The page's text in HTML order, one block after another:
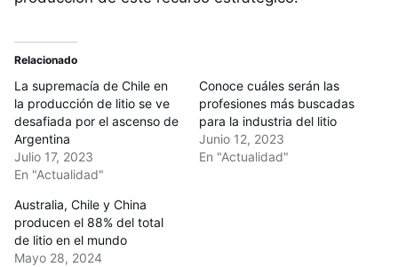
Relacionado
La supremacía de Chile en
la producción de litio se ve
desafiada por el ascenso de
Argentina
Julio 17, 2023
En "Actualidad"
Conoce cuáles serán las
profesiones más buscadas
para la industria del litio
Junio 12, 2023
En "Actualidad"
Australia, Chile y China
producen el 88% del total
de litio en el mundo
Mayo 28, 2024